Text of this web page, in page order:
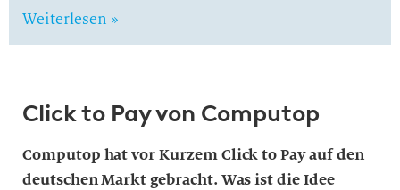
Weiterlesen »
Click to Pay von Computop
Computop hat vor Kurzem Click to Pay auf den
deutschen Markt gebracht. Was ist die Idee